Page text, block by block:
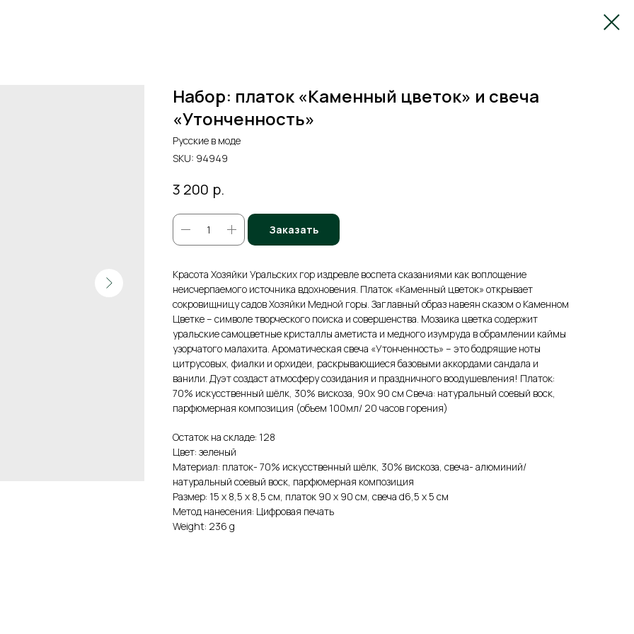
Набор: платок «Каменный цветок» и свеча
«Утонченность»
Русские в моде
SKU: 94949
3 200 р.
Заказать
Красота Хозяйки Уральских гор издревле воспета сказаниями как воплощение
неисчерпаемого источника вдохновения. Платок «Каменный цветок» открывает
сокровищницу садов Хозяйки Медной горы. Заглавный образ навеян сказом о Каменном
Цветке – символе творческого поиска и совершенства. Мозаика цветка содержит
уральские самоцветные кристаллы аметиста и медного изумруда в обрамлении каймы
узорчатого малахита. Ароматическая свеча «Утонченность» – это бодрящие ноты
цитрусовых, фиалки и орхидеи, раскрывающиеся базовыми аккордами сандала и
ванили. Дуэт создаст атмосферу созидания и праздничного воодушевления! Платок:
70% искусственный шёлк, 30% вискоза, 90х 90 см Свеча: натуральный соевый воск,
парфюмерная композиция (объем 100мл/ 20 часов горения)
Остаток на складе: 128
Цвет: зеленый
Материал: платок- 70% искусственный шёлк, 30% вискоза, свеча- алюминий/
натуральный соевый воск, парфюмерная композиция
Размер: 15 х 8,5 х 8,5 см, платок 90 х 90 см, свеча d6,5 х 5 см
Метод нанесения: Цифровая печать
Weight: 236 g